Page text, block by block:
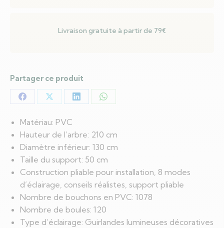
Matériau: PVC
Hauteur de l’arbre: 210 cm
Diamètre inférieur: 130 cm
Taille du support: 50 cm
Construction pliable pour installation, 8 modes
d’éclairage, conseils réalistes, support pliable
Nombre de bouchons en PVC: 1078
Nombre de boules: 120
Type d’éclairage: Guirlandes lumineuses décoratives
Livraison gratuite à partir de 79€
Partager ce produit
Partager
sur
Facebook
Partager
sur
X
Partager
LinkedIn
Partager
WhatsApp